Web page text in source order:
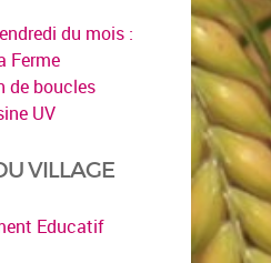
du mois :
Ferme
de boucles
UV
VILLAGE
Educatif